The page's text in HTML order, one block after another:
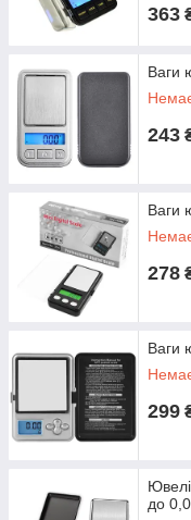
363
Ваги
243
Ваги
278
Ваги
299
до